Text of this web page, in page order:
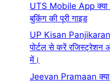
UTS Mobile App
बुकिंग की पूरी गाइड
UP Kisan
पोर्टल से करें रजिस्ट्रेशन
में।
Jeevan Pramaan